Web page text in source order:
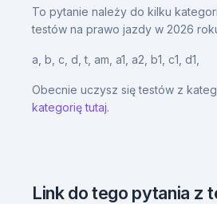
To pytanie należy do kilku
testów na prawo jazdy w 2026
a, b, c, d,t, am, a1, a2, b1, c1, d1,
Obecnie uczysz się testów z
kategorię tutaj.
Link do tego pytania z